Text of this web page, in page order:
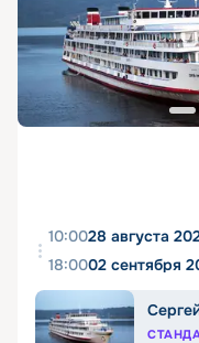
10:0028 августа
18:0002 сентября